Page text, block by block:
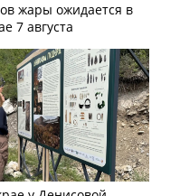
жары ожидается в
7 августа